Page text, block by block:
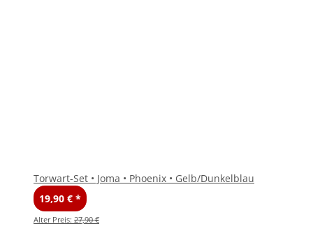
Torwart-Set • Joma • Phoenix • Gelb/Dunkelblau
19,90 € *
Alter Preis: 27,90 €